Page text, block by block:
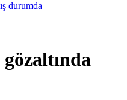
durumda